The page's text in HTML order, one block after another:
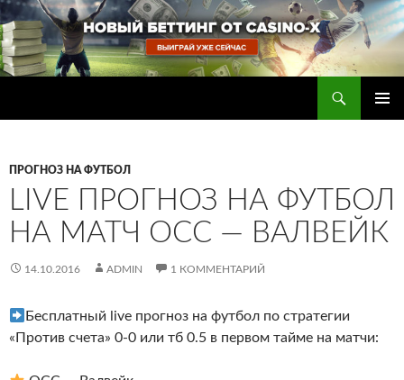
Перейти
к
содержимому
ПРОГНОЗ НА ФУТБОЛ
LIVE ПРОГНОЗ НА ФУТБОЛ
НА МАТЧ ОСС — ВАЛВЕЙК
14.10.2016 ADMIN 1 КОММЕНТАРИЙ
Бесплатный live прогноз на футбол по стратегии
«Против счета» 0-0 или тб 0.5 в первом тайме на матчи: